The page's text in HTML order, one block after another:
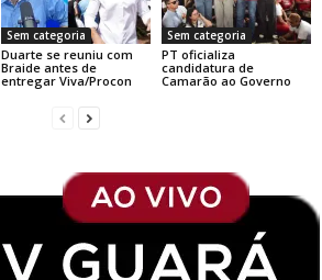
Sem categoria
Duarte se reuniu com
Braide antes de
entregar Viva/Procon
Sem categoria
PT oficializa
candidatura de
Camarão ao Governo